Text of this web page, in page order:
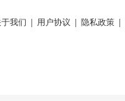
于我们 用户协议 隐私政策